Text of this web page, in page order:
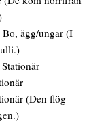
Bo, ägg/ungar(I
Stationär
(Den flög